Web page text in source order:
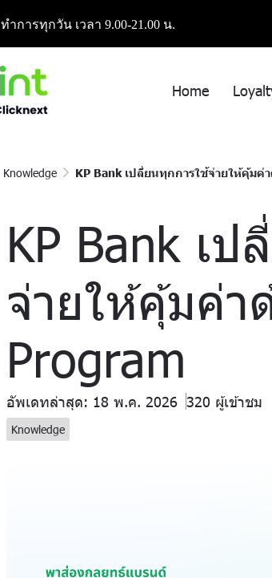
ทำการทุกวัน เวลา 9.00-21.00 น.
Home
Knowledge KP Bank เปลี่ยนทุกการใช้จ่ายให้คุ้มค่
KP Bank เ
จ่ายให้คุ้มค่า
Program
อัพเดทล่าสุด: 18 พ.ค. 2026 320 ผู้เข้าชม
Knowledge